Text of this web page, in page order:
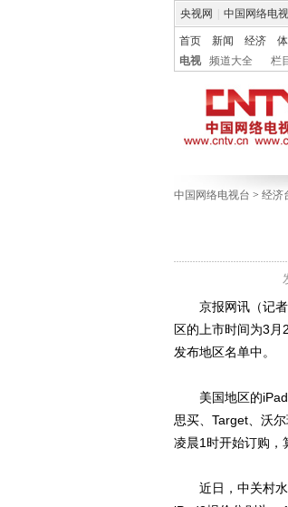
央视网 中国网络电
首页 新闻 经济
电视
频道大全 栏
中国网络电视台 > 经济
京报网讯（记者
区的上市时间为3
发布地区名单中。
美国地区的iPad2
思买、Target、沃
凌晨1时开始订购，
近日，中关村水